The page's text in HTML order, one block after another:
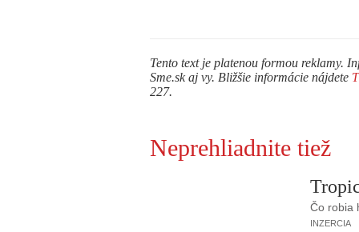
Tento text je platenou formou reklamy.
Sme.sk aj vy. Bližšie informácie nájdete
227.
Neprehliadnite tiež
Čo robia
INZERCIA